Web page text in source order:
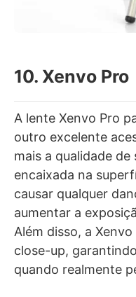
10. Xenvo Pro
A lente Xenvo Pro
outro excelente
mais a qualidade
encaixada na
causar qualquer
aumentar a
Além disso, a
close-up,
quando realmente